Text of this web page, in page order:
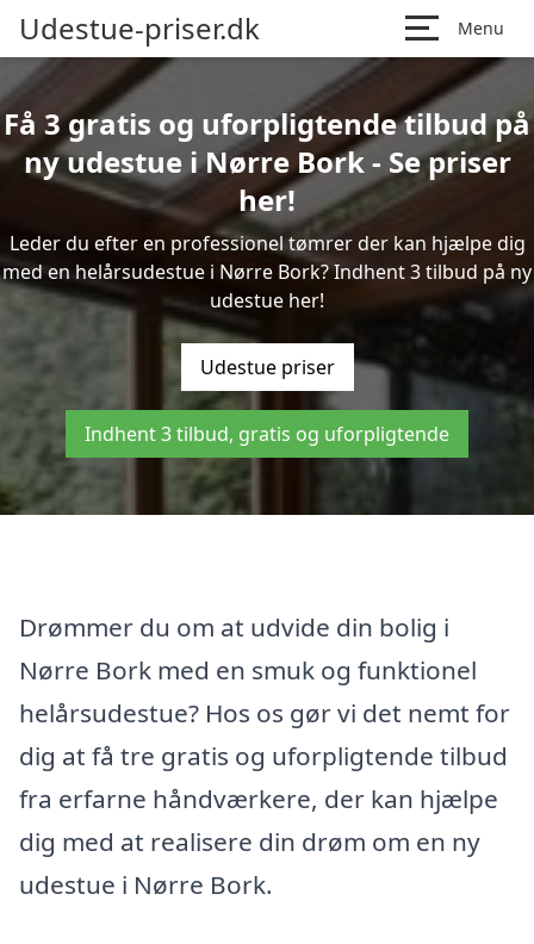
Udestue-priser.dk Menu
Få 3 gratis og uforpligtende tilbud på
ny udestue i Nørre Bork - Se priser
her!
Leder du efter en professionel tømrer der kan hjælpe dig
med en helårsudestue i Nørre Bork? Indhent 3 tilbud på ny
udestue her!
Udestue priser
Indhent 3 tilbud, gratis og uforpligtende
Drømmer du om at udvide din bolig i
Nørre Bork med en smuk og funktionel
helårsudestue? Hos os gør vi det nemt for
dig at få tre gratis og uforpligtende tilbud
fra erfarne håndværkere, der kan hjælpe
dig med at realisere din drøm om en ny
udestue i Nørre Bork.